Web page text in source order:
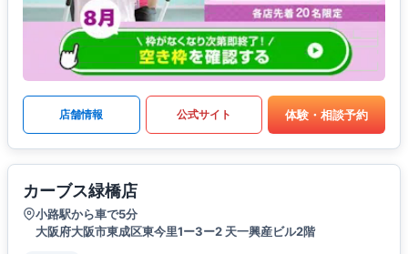
店舗情報 公式サイト 体験・相談予約
カーブス緑橋店
小路駅から車で5分
大阪府大阪市東成区東今里1ー3ー2 天一興産ビル2階